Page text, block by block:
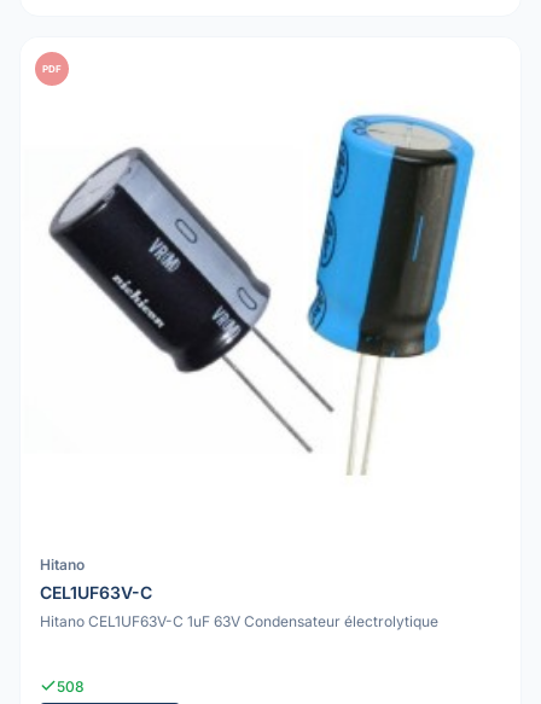
PDF
Hitano
CEL1UF63V-C
Hitano CEL1UF63V-C 1uF 63V Condensateur électrolytique
508